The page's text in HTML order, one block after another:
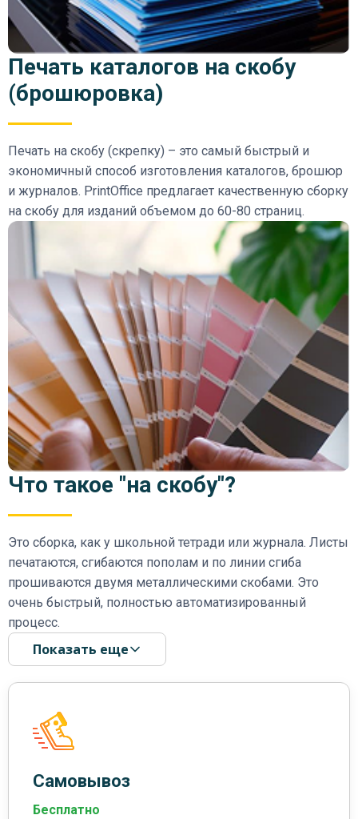
Печать каталогов на скобу
(брошюровка)
Печать на скобу (скрепку) – это самый быстрый и
экономичный способ изготовления каталогов, брошюр
и журналов. PrintOffice предлагает качественную сборку
на скобу для изданий объемом до 60-80 страниц.
Что такое "на скобу"?
Это сборка, как у школьной тетради или журнала. Листы
печатаются, сгибаются пополам и по линии сгиба
прошиваются двумя металлическими скобами. Это
очень быстрый, полностью автоматизированный
процесс.
Показать еще
Самовывоз
Бесплатно